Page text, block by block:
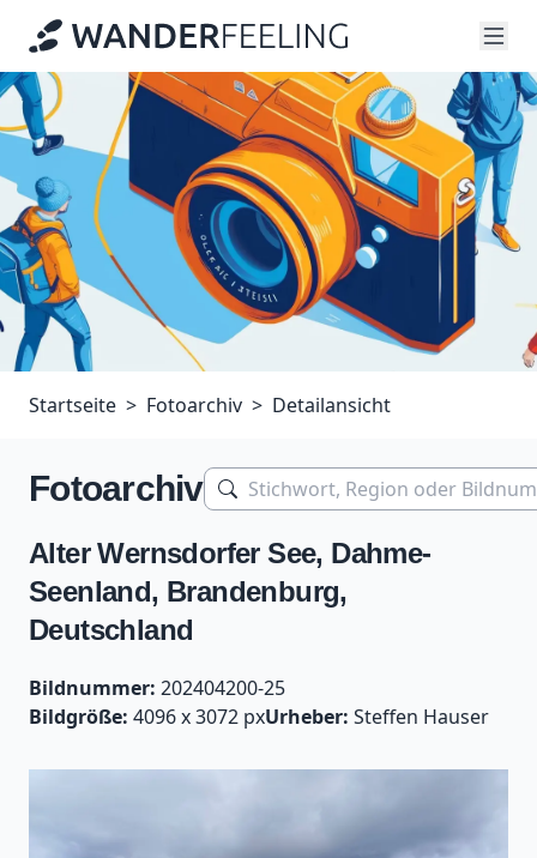
Startseite Fotoarchiv Detailansicht
Fotoarchiv
Alter Wernsdorfer See, Dahme-
Seenland, Brandenburg,
Deutschland
Bildnummer: 202404200-25
Bildgröße: 4096 x 3072 pxUrheber: Steffen Hauser